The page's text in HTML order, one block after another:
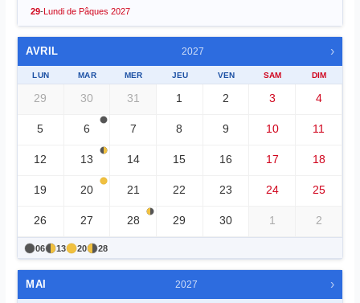
29-Lundi de Pâques 2027
AVRIL 2027 ›
LUN MAR MER JEU VEN SAM DIM
29 30 31 1 2 3 4
5 6 7 8 9 10 11
12 13 14 15 16 17 18
19 20 21 22 23 24 25
26 27 28 29 30 1 2
06 13 20 28
MAI 2027 ›